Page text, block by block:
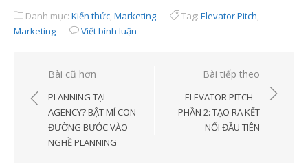
Danh mục: Kiến thức,Marketing Tag: Elevator Pitch,
Marketing
Viết bình luận
Điều
hướng
viết
Bài cũ hơn
PLANNING TẠI
AGENCY? BẬT MÍ CON
ĐƯỜNG BƯỚC VÀO
NGHỀ PLANNING
Bài tiếp theo
ELEVATOR PITCH –
PHẦN 2: TẠO RA KẾT
NỐI ĐẦU TIÊN